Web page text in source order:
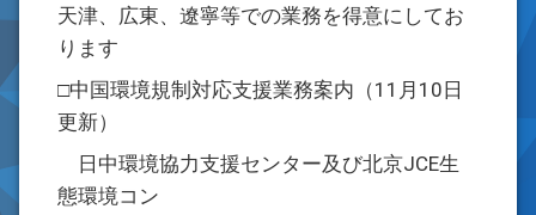
天津、広東、遼寧等での業務を得意にしてお
ります
□中国環境規制対応支援業務案内（11月10日
更新）
日中環境協力支援センター及び北京JCE生
態環境コン